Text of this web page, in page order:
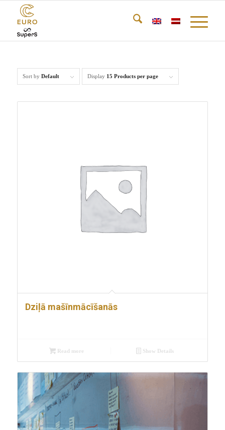
Sort by Default Display 15 Products per page
Dziļā mašīnmācīšanās
Read more Show Details